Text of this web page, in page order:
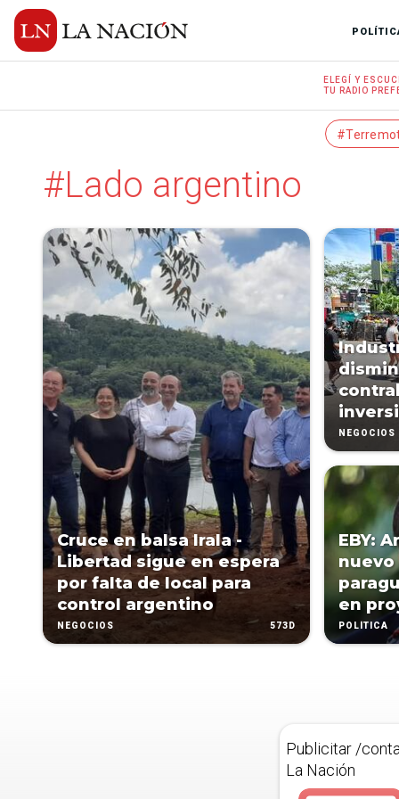
ELEGÍ Y
TU RADIO
#Lado argentino
Cruce en balsa Irala -
Libertad sigue en espera
por falta de local para
control argentino
NEGOCIOS 573D
NEGOCIOS
EBY:
en
POLÍTICA
Publicitar /
La Nación